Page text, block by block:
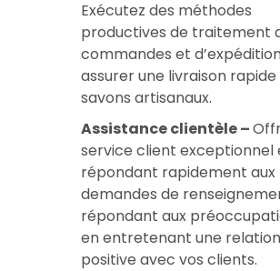
Exécutez des méthodes
productives de traitement
commandes et
assurer une livraison rapide
savons artisanaux.
Assistance clientèle –
service client exceptionnel
répondant rapidement aux
demandes de
répondant aux
en entretenant une relation
positive avec vos clients.